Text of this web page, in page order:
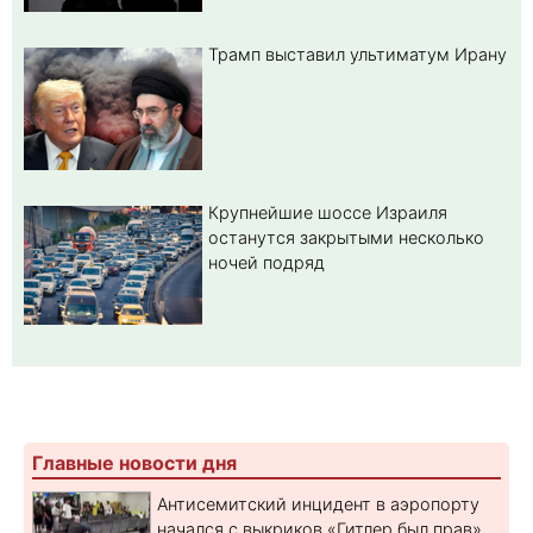
Трамп выставил ультиматум Ирану
Крупнейшие шоссе Израиля
останутся закрытыми несколько
ночей подряд
Главные новости дня
Антисемитский инцидент в аэропорту
начался с выкриков «Гитлер был прав»